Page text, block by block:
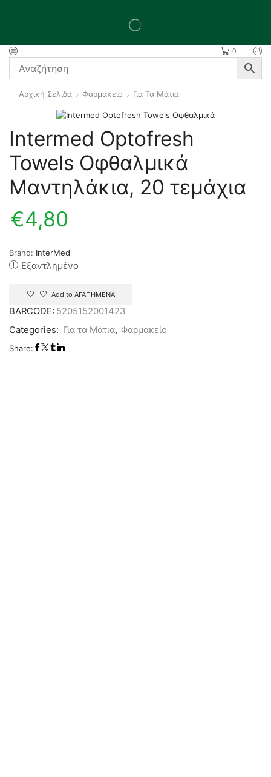
0
Αρχική Σελίδα Φαρμακείο Για Τα Μάτια
Intermed Optofresh
Towels Οφθαλμικά
Μαντηλάκια, 20 τεμάχια
€4,80
Brand: InterMed
Εξαντλημένο
Add to ΑΓΑΠΗΜΕΝΑ
BARCODE: 5205152001423
Categories: Για τα Μάτια, Φαρμακείο
Share: